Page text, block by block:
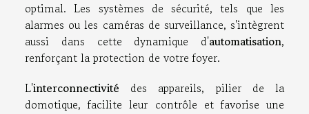
optimal. Les systèmes de sécurité, tels que les
alarmes ou les caméras de surveillance, s'intègrent
aussi dans cette dynamique d'automatisation,
renforçant la protection de votre foyer.
L'interconnectivité des appareils, pilier de la
domotique, facilite leur contrôle et favorise une